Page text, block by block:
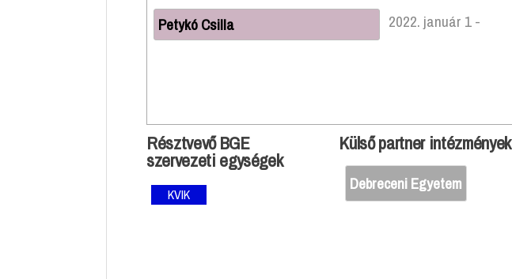
Petykó Csilla 2022. január 1 -
Résztvevő BGE
szervezeti egységek
KVIK
Külső partner intézmények
Debreceni Egyetem